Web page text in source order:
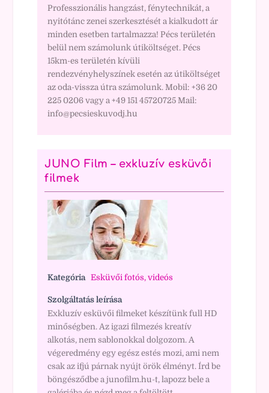
Professzionális hangzást, fénytechnikát, a
nyitótánc zenei szerkesztését a kialkudott ár
minden esetben tartalmazza! Pécs területén
belül nem számolunk útiköltséget. Pécs
15km-es területén kívüli
rendezvényhelyszínek esetén az útiköltséget
az oda-vissza útra számolunk. Mobil: +36 20
225 0206 vagy a +49 151 45720725 Mail:
info@pecsieskuvodj.hu
JUNO Film – exkluzív esküvői
filmek
Kategória Esküvői fotós, videós
Szolgáltatás leírása
Exkluzív esküvői filmeket készítünk full HD
minőségben. Az igazi filmezés kreatív
alkotás, nem sablonokkal dolgozom. A
végeredmény egy egész estés mozi, ami nem
csak az ifjú párnak nyújt örök élményt. Írd be
böngésződbe a junofilm.hu-t, lapozz bele a